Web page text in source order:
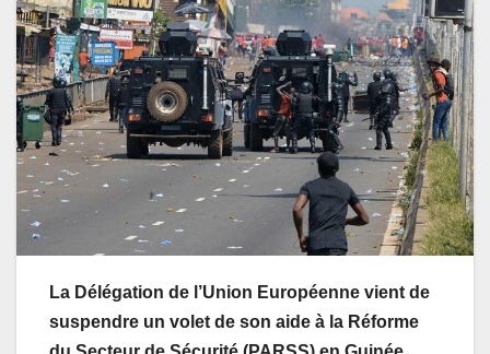
La Délégation de l’Union Européenne vient de
suspendre un volet de son aide à la Réforme